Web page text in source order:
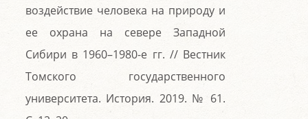
воздействие человека на природу и
ее охрана на севере Западной
Сибири в 1960–1980-е гг. // Вестник
Томского государственного
университета. История. 2019. № 61.